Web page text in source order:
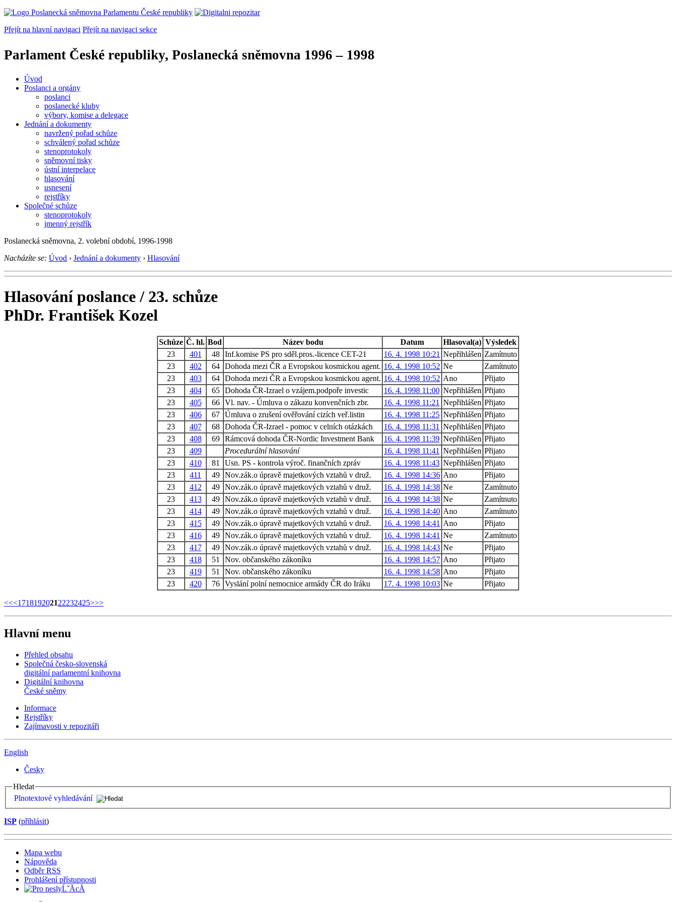
Přejít na hlavní navigaci Přejít na navigaci sekce
Parlament České republiky, Poslanecká sněmovna 1996 – 1998
Úvod
Poslanci a orgány
poslanci
poslanecké kluby
výbory, komise a delegace
Jednání a dokumenty
navržený pořad schůze
schválený pořad schůze
stenoprotokoly
sněmovní tisky
ústní interpelace
hlasování
usnesení
rejstříky
Společné schůze
stenoprotokoly
jmenný rejstřík
Poslanecká sněmovna, 2. volební období, 1996-1998
Nacházíte se: Úvod › Jednání a dokumenty › Hlasování
Hlasování poslance / 23. schůze
PhDr. František Kozel
Schůze Č. hl. Bod Název bodu Datum Hlasoval(a) Výsledek
23
401 48 Inf.komise PS pro sděl.pros.-licence CET-21 16. 4. 1998 10:21 Nepřihlášen Zamítnuto
23
402 64 Dohoda mezi ČR a Evropskou kosmickou agent. 16. 4. 1998 10:52 Ne
Zamítnuto
23
403 64 Dohoda mezi ČR a Evropskou kosmickou agent. 16. 4. 1998 10:52 Ano
Přijato
23
404 65 Dohoda ČR-Izrael o vzájem.podpoře investic 16. 4. 1998 11:00 Nepřihlášen Přijato
23
405 66 Vl. nav. - Úmluva o zákazu konvenčních zbr. 16. 4. 1998 11:21 Nepřihlášen Přijato
23
406 67 Úmluva o zrušení ověřování cizích veř.listin 16. 4. 1998 11:25 Nepřihlášen Přijato
23
407 68 Dohoda ČR-Izrael - pomoc v celních otázkách 16. 4. 1998 11:31 Nepřihlášen Přijato
23
408 69 Rámcová dohoda ČR-Nordic Investment Bank 16. 4. 1998 11:39 Nepřihlášen Přijato
23
409 Procedurální hlasování 16. 4. 1998 11:41 Nepřihlášen Přijato
23
410 81 Usn. PS - kontrola výroč. finančních zpráv 16. 4. 1998 11:43 Nepřihlášen Přijato
23
411 49 Nov.zák.o úpravě majetkových vztahů v druž. 16. 4. 1998 14:36 Ano
Přijato
23
412 49 Nov.zák.o úpravě majetkových vztahů v druž. 16. 4. 1998 14:38 Ne
Zamítnuto
23
413 49 Nov.zák.o úpravě majetkových vztahů v druž. 16. 4. 1998 14:38 Ne
Zamítnuto
23
414 49 Nov.zák.o úpravě majetkových vztahů v druž. 16. 4. 1998 14:40 Ano
Zamítnuto
23
415 49 Nov.zák.o úpravě majetkových vztahů v druž. 16. 4. 1998 14:41 Ano
Přijato
23
416 49 Nov.zák.o úpravě majetkových vztahů v druž. 16. 4. 1998 14:41 Ne
Zamítnuto
23
417 49 Nov.zák.o úpravě majetkových vztahů v druž. 16. 4. 1998 14:43 Ne
Přijato
23
418 51 Nov. občanského zákoníku 16. 4. 1998 14:57 Ano
Přijato
23
419 51 Nov. občanského zákoníku 16. 4. 1998 14:58 Ano
Přijato
23
420 76 Vyslání polní nemocnice armády ČR do Iráku 17. 4. 1998 10:03 Ne Přijato
<<<171819202122232425>>>
Hlavní menu
Přehled obsahu
Společná česko-slovenská
digitální parlamentní knihovna
Digitální knihovna
České sněmy
Informace
Rejstříky
Zajímavosti v repozitáři
English
Česky
Hledat
Plnotextové vyhledávání
ISP (příhlásit)
Mapa webu
Nápověda
Odběr RSS
Prohlášení přístupnosti